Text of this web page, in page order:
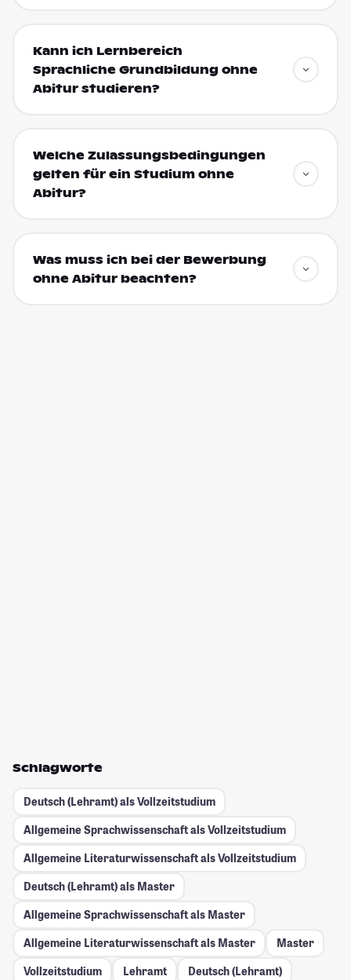
Kann ich Lernbereich
Sprachliche Grundbildung ohne
Abitur studieren?
Welche Zulassungsbedingungen
gelten für ein Studium ohne
Abitur?
Was muss ich bei der Bewerbung
ohne Abitur beachten?
Schlagworte
Deutsch (Lehramt) als Vollzeitstudium
Allgemeine Sprachwissenschaft als Vollzeitstudium
Allgemeine Literaturwissenschaft als Vollzeitstudium
Deutsch (Lehramt) als Master
Allgemeine Sprachwissenschaft als Master
Allgemeine Literaturwissenschaft als Master
Master
Vollzeitstudium
Lehramt
Deutsch (Lehramt)